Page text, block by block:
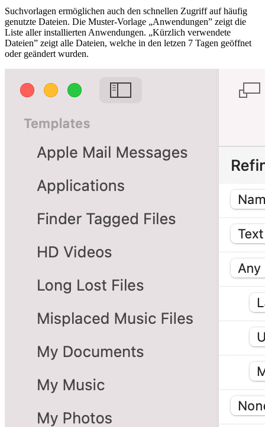
Suchvorlagen ermöglichen auch den schnellen Zugriff auf häufig
genutzte Dateien. Die Muster-Vorlage „Anwendungen” zeigt die
Liste aller installierten Anwendungen. „Kürzlich verwendete
Dateien” zeigt alle Dateien, welche in den letzen 7 Tagen geöffnet
oder geändert wurden.